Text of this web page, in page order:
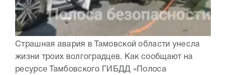
Страшная авария в Тамовской области унесла
жизни троих волгоградцев. Как сообщают на
ресурсе Тамбовского ГИБДД «Полоса